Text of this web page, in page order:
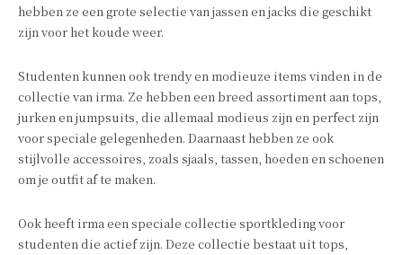
hebben ze een grote selectie van jassen en jacks die geschikt
zijn voor het koude weer.
Studenten kunnen ook trendy en modieuze items vinden in de
collectie van irma. Ze hebben een breed assortiment aan tops,
jurken en jumpsuits, die allemaal modieus zijn en perfect zijn
voor speciale gelegenheden. Daarnaast hebben ze ook
stijlvolle accessoires, zoals sjaals, tassen, hoeden en schoenen
om je outfit af te maken.
Ook heeft irma een speciale collectie sportkleding voor
studenten die actief zijn. Deze collectie bestaat uit tops,